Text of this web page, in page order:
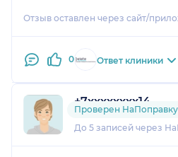
Отзыв оставлен через сайт/
0 Ответ клиники
+7xxxxxxxx14
2 отзыва
До 5 записей через
Проверен НаПоправку